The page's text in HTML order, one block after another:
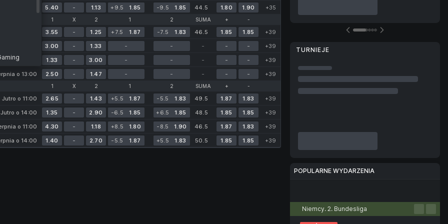
o 03:00 5.40 - 1.13 +9.5 1.85 -9.5 1.85 44.5 1.80 1.90 +35
1 X 2 1 2 SUMA + -
3.55 - 1.25 +7.5 1.87 -7.5 1.83 46.5 1.85 1.85
+39
3.00 - 1.33 - - - - -
+39
o 11:00 1.33 - 3.00 - - - - -
+39
o 13:00 2.50 - 1.47 - - - - - +39
1 X 2 1 2 SUMA + -
Jutro o 11:00 2.65 - 1.43 +5.5 1.87 -5.5 1.83 49.5 1.87 1.83
+39
Jutro o 14:00 1.35 - 2.90 -6.5 1.85 +6.5 1.85 48.5 1.85 1.85
+39
o 11:00 4.30 - 1.18 +8.5 1.80 -8.5 1.90 46.5 1.87 1.83
+39
o 14:00 1.40 - 2.70 -5.5 1.87 +5.5 1.83 50.5 1.85 1.85 +39
TURNIEJE
POPULARNE WYDARZENIA
Niemcy. 2. Bundesliga